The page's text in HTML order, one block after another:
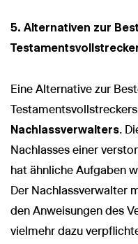
5. Alternativen zur
Eine Alternative zur
Nachlassverwalters.
Nachlasses einer
hat ähnliche Aufgaben
Der Nachlassverwalter
den Anweisungen des
vielmehr dazu